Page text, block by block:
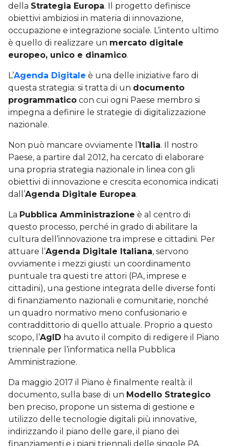
della Strategia Europa. Il progetto definisce
obiettivi ambiziosi in materia di innovazione,
occupazione e integrazione sociale. L’intento ultimo
è quello di realizzare un mercato digitale
europeo, unico e dinamico.
L’Agenda Digitale è una delle iniziative faro di
questa strategia: si tratta di un documento
programmatico con cui ogni Paese membro si
impegna a definire le strategie di digitalizzazione
nazionale.
Non può mancare ovviamente l’Italia. Il nostro
Paese, a partire dal 2012, ha cercato di elaborare
una propria strategia nazionale in linea con gli
obiettivi di innovazione e crescita economica indicati
dall’Agenda Digitale Europea.
La Pubblica Amministrazione è al centro di
questo processo, perché in grado di abilitare la
cultura dell’innovazione tra imprese e cittadini. Per
attuare l’Agenda Digitale Italiana, servono
ovviamente i mezzi giusti: un coordinamento
puntuale tra questi tre attori (PA, imprese e
cittadini), una gestione integrata delle diverse fonti
di finanziamento nazionali e comunitarie, nonché
un quadro normativo meno confusionario e
contraddittorio di quello attuale. Proprio a questo
scopo, l’AgID ha avuto il compito di redigere il Piano
triennale per l’informatica nella Pubblica
Amministrazione.
Da maggio 2017 il Piano è finalmente realtà: il
documento, sulla base di un Modello Strategico
ben preciso, propone un sistema di gestione e
utilizzo delle tecnologie digitali più innovative,
indirizzando il piano delle gare, il piano dei
finanziamenti e i piani triennali delle singole PA.